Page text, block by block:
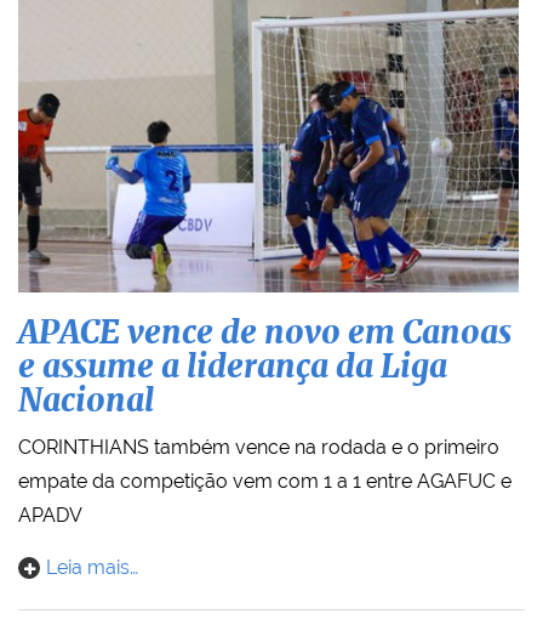
APACE vence de novo em Canoas
e assume a liderança da Liga
Nacional
CORINTHIANS também vence na rodada e o primeiro
empate da competição vem com 1 a 1 entre AGAFUC e
APADV
Leia mais…